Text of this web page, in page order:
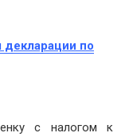
декларации по
с налогом к